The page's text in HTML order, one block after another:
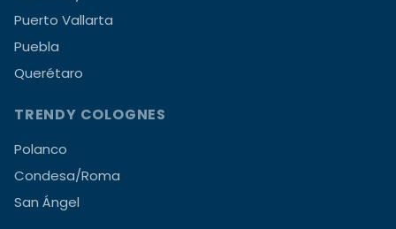
Puerto Vallarta
Puebla
Querétaro
TRENDY COLOGNES
Polanco
Condesa/Roma
San Ángel